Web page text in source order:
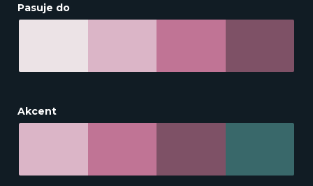
Pasuje do
Akcent